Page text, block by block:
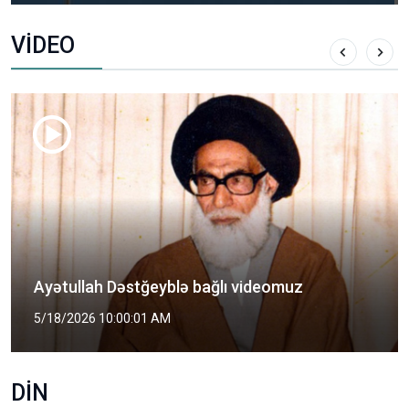
VİDEO
Şəhid Mütəhərri kimdir?
5/2/2026 2:00:01 PM
DİN